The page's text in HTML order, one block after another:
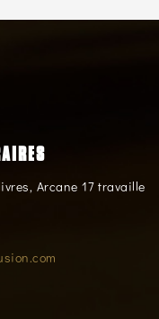
Arcane 17 travaille